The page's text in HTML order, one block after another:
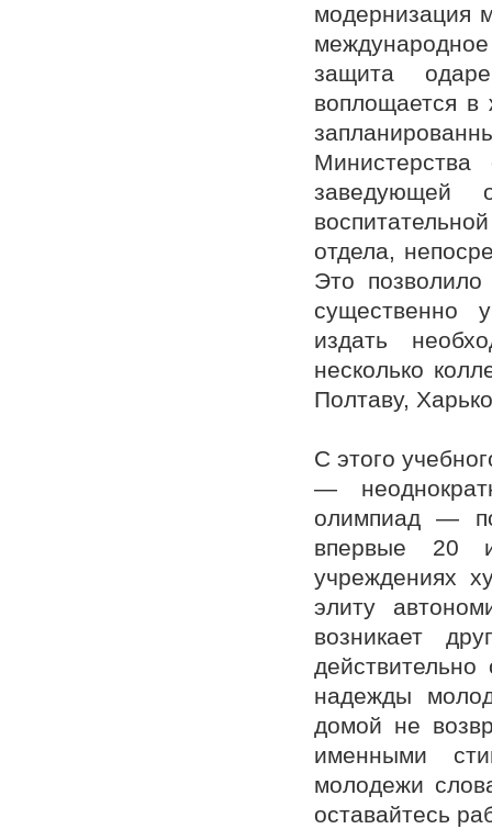
модернизация
защита
воплощается в
заведующей
отдела,
Это позволило
существенно
издать
несколько
Полтаву,
С этого
—
олимпиад —
впервые 20
учреждениях
элиту
возникает
надежды
домой не
именными
молодежи
оставайтесь